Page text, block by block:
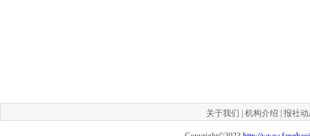
关于我们 机构介绍 报社